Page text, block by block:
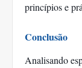
princípios e
Conclusão
Analisando